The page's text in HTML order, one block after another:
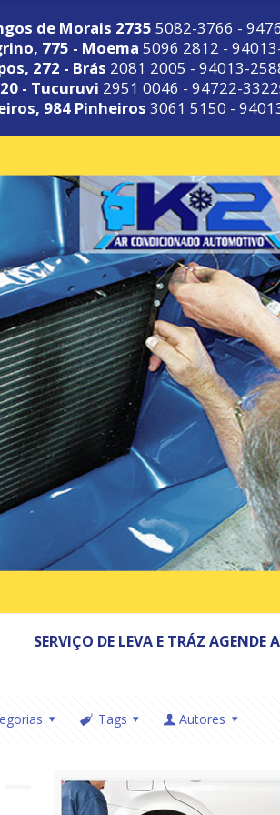
de Morais 2735 5082-3766 -
775 - Moema 5096 2812 -
272 - Brás 2081 2005 - 94013-
- Tucuruvi 2951 0046 - 94722-3322
984 Pinheiros 3061 5150 -
SERVIÇO DE LEVA E TRÁZ AGENDE
Tags Autores